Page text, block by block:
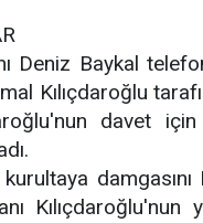
Deniz Baykal
Kılıçdaroğlu
davet için
kurultaya
Kılıçdaroğlu'nun